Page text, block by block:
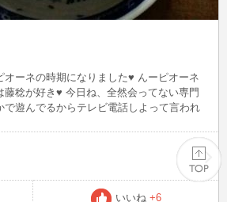
ーネの時期になりました♥ んーピオーネ
藤稔が好き♥ 今日ね、全然会ってない専門
で遊んでるからテレビ電話しよって言われ
いたら眉毛染まり過ぎちゃってなくなった
のに相変わらずギャルだなーってみんなに
ャル感全然ないよ😂みんな3個下だから少し
ってくるし😂めっちゃイジってくるねん
げるだって😂上からとか好きだべ？ぢゃな
いいね +6